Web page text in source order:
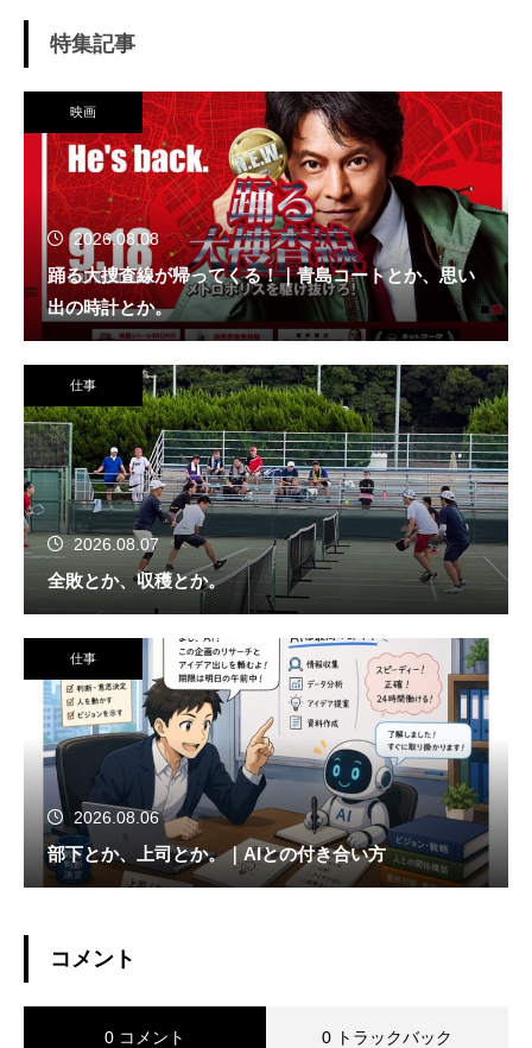
特集記事
映画
2026.08.08
踊る大捜査線が帰ってくる！｜青島コートとか、思い
出の時計とか。
仕事
2026.08.07
全敗とか、収穫とか。
仕事
2026.08.06
部下とか、上司とか。｜AIとの付き合い方
コメント
0 コメント 0 トラックバック